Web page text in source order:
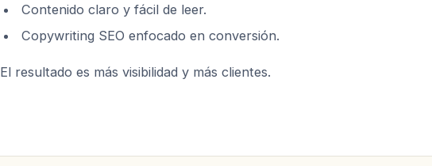
Contenido claro y fácil de leer.
Copywriting SEO enfocado en conversión.
El resultado es más visibilidad y más clientes.